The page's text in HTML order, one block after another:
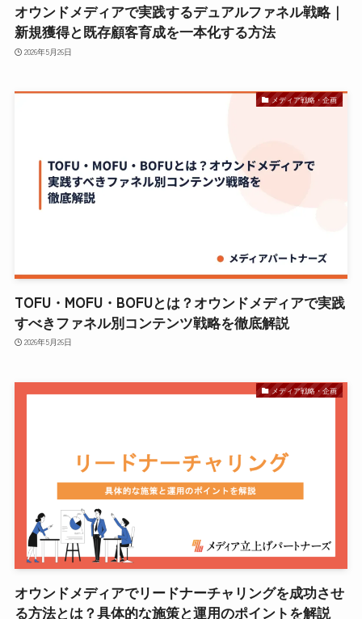
オウンドメディアで実践するデュアルファネル戦略｜
新規獲得と既存顧客育成を一本化する方法
2026年5月26日
メディア戦略・企画
TOFU・MOFU・BOFUとは？オウンドメディアで実践
すべきファネル別コンテンツ戦略を徹底解説
2026年5月26日
メディア戦略・企画
オウンドメディアでリードナーチャリングを成功させ
る方法とは？具体的な施策と運用のポイントを解説